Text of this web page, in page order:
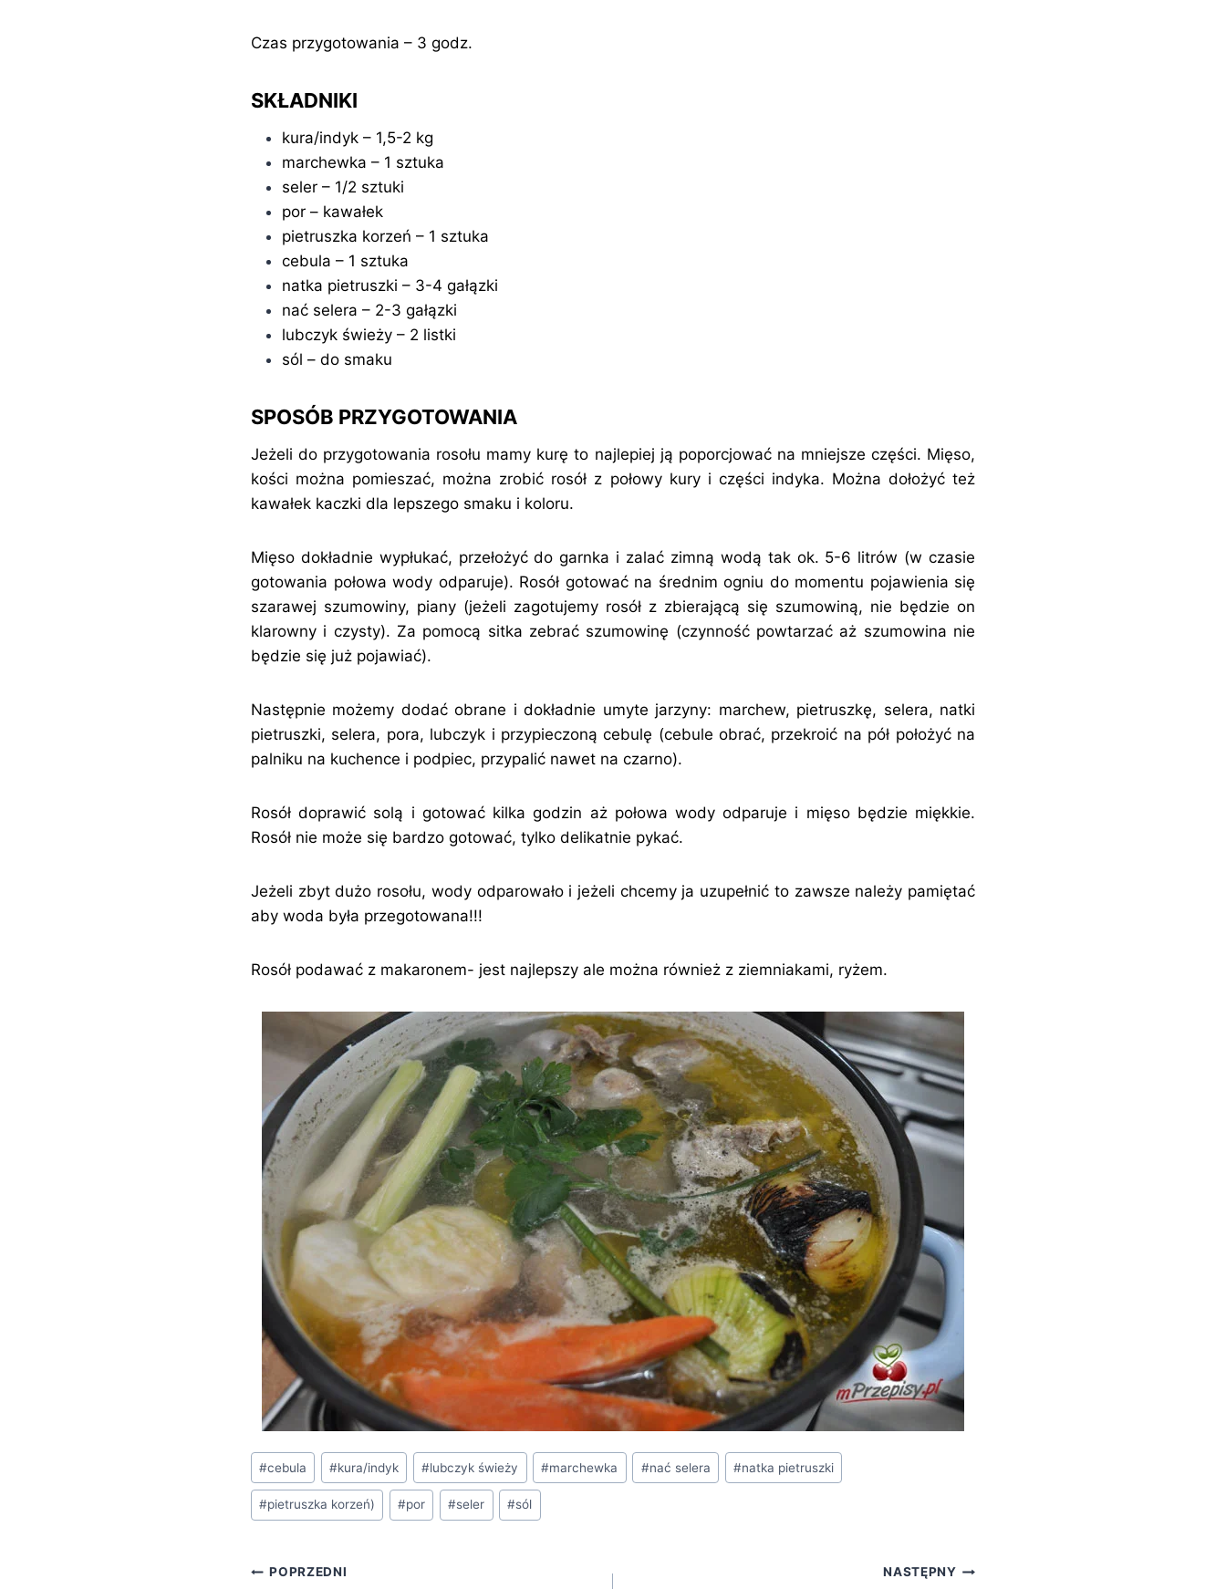
Czas przygotowania – 3 godz.
SKŁADNIKI
kura/indyk – 1,5-2 kg
marchewka – 1 sztuka
seler – 1/2 sztuki
por – kawałek
pietruszka korzeń – 1 sztuka
cebula – 1 sztuka
natka pietruszki – 3-4 gałązki
nać selera – 2-3 gałązki
lubczyk świeży – 2 listki
sól – do smaku
SPOSÓB PRZYGOTOWANIA
Jeżeli do przygotowania rosołu mamy kurę to najlepiej ją poporcjować na mniejsze części. Mięso,
kości można pomieszać, można zrobić rosół z połowy kury i części indyka. Można dołożyć też
kawałek kaczki dla lepszego smaku i koloru.
Mięso dokładnie wypłukać, przełożyć do garnka i zalać zimną wodą tak ok. 5-6 litrów (w czasie
gotowania połowa wody odparuje). Rosół gotować na średnim ogniu do momentu pojawienia się
szarawej szumowiny, piany (jeżeli zagotujemy rosół z zbierającą się szumowiną, nie będzie on
klarowny i czysty). Za pomocą sitka zebrać szumowinę (czynność powtarzać aż szumowina nie
będzie się już pojawiać).
Następnie możemy dodać obrane i dokładnie umyte jarzyny: marchew, pietruszkę, selera, natki
pietruszki, selera, pora, lubczyk i przypieczoną cebulę (cebule obrać, przekroić na pół położyć na
palniku na kuchence i podpiec, przypalić nawet na czarno).
Rosół doprawić solą i gotować kilka godzin aż połowa wody odparuje i mięso będzie miękkie.
Rosół nie może się bardzo gotować, tylko delikatnie pykać.
Jeżeli zbyt dużo rosołu, wody odparowało i jeżeli chcemy ja uzupełnić to zawsze należy pamiętać
aby woda była przegotowana!!!
Rosół podawać z makaronem- jest najlepszy ale można również z ziemniakami, ryżem.
Tagi
wpisu:
#cebula #kura/indyk #lubczyk świeży #marchewka #nać selera #natka pietruszki
#pietruszka korzeń) #por #seler #sól
Nawigacja
POPRZEDNI NASTĘPNY